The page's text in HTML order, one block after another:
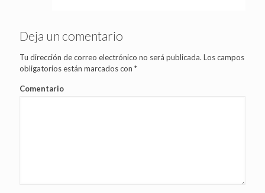
Deja un comentario
Tu dirección de correo electrónico no será publicada. Los campos
obligatorios están marcados con *
Comentario